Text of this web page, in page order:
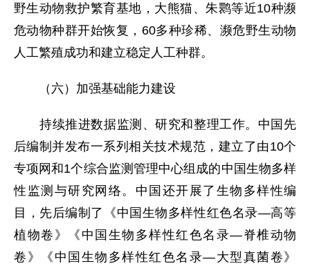
野生动物救护繁育基地，大熊猫、朱鹮等近10种濒
危动物种群开始恢复，60多种珍稀、濒危野生动物
人工繁殖成功和建立稳定人工种群。
（六）加强基础能力建设
持续推进数据监测、研究和整理工作。中国先
后编制并发布一系列相关技术规范，建立了由10个
专项网和1个综合监测管理中心组成的中国生物多样
性监测与研究网络。中国还开展了生物多样性编
目，先后编制了《中国生物多样性红色名录—高等
植物卷》《中国生物多样性红色名录—脊椎动物
卷》《中国生物多样性红色名录—大型真菌卷》